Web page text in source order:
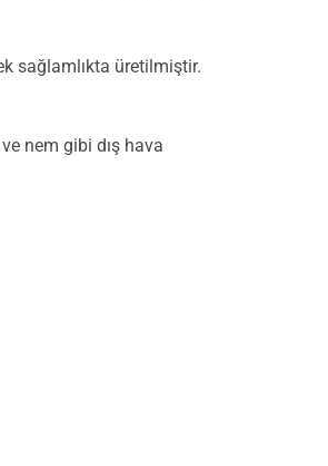
sağlamlıkta üretilmiştir.
nem gibi dış hava